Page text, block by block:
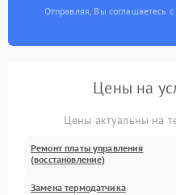
Отправляя, Вы соглашаетесь
Цены на
Цены актуальны на
Ремонт платы управления
(восстановление)
Замена термодатчика